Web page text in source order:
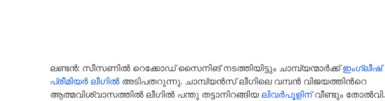
ലണ്ടൻ: സീസണിൽ റെക്കോഡ് സൈനിങ് നടത്തിയിട്ടും ചാമ്പ്യന്മാർക്ക്ഇംഗ്ലീഷ്
പ്രീമിയർ ലീഗിൽ അടിപതറുന്നു. ചാമ്പ്യൻസ് ലീഗിലെ വമ്പൻ വിജയത്തിന്‍റെ
ആത്മവിശ്വാസത്തിൽ ലീഗിൽ പന്തു തട്ടാനിറങ്ങിയ ലിവർപൂളിന്വീണ്ടും തോൽവി.